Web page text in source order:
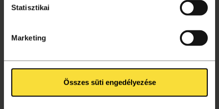
Statisztikai
Marketing
Összes süti engedélyezése
KÖVESS MINKET!